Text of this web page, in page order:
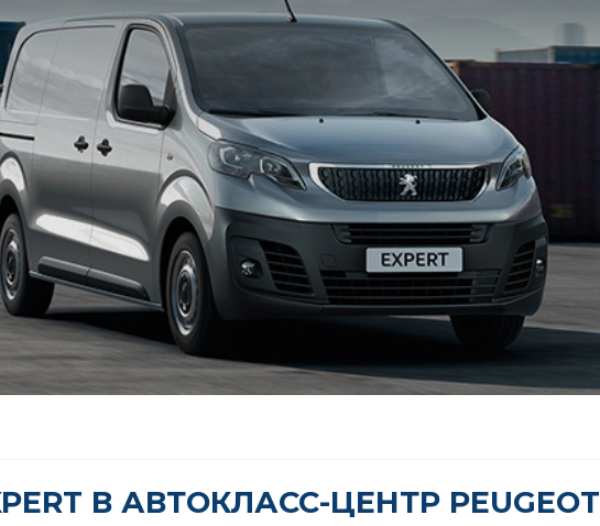
В АВТОКЛАСС-ЦЕНТР PEUGEOT